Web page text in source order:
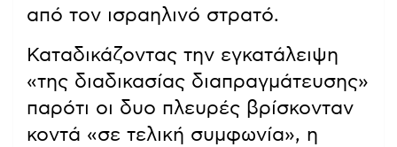
από τον ισραηλινό στρατό.
Καταδικάζοντας την εγκατάλειψη
«της διαδικασίας διαπραγμάτευσης»
παρότι οι δυο πλευρές βρίσκονταν
κοντά «σε τελική συμφωνία», η